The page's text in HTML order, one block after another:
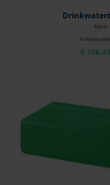
Merk:
€ 106,40